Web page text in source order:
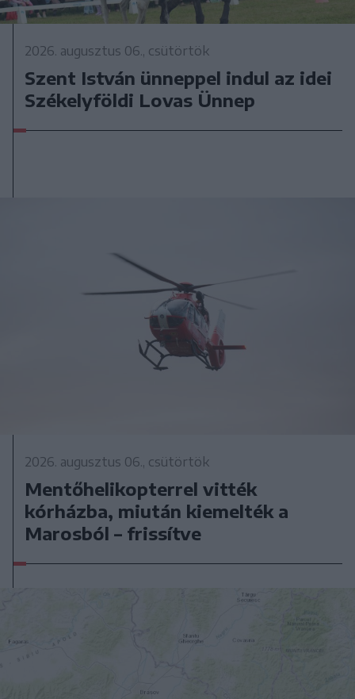
2026. augusztus 06., csütörtök
Szent István ünneppel indul az idei
Székelyföldi Lovas Ünnep
2026. augusztus 06., csütörtök
Mentőhelikopterrel vitték
kórházba, miután kiemelték a
Marosból – frissítve